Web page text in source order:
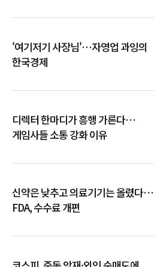
'여기저기 사장님'…자영업 과잉의
한국경제
디렉터 한마디가 흥행 가른다…
게임사들 소통 강화 이유
신약은 낮추고 의료기기는 올렸다…
FDA, 수수료 개편